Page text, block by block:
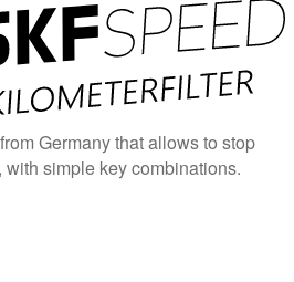
Germany that allows to stop
simple key combinations.